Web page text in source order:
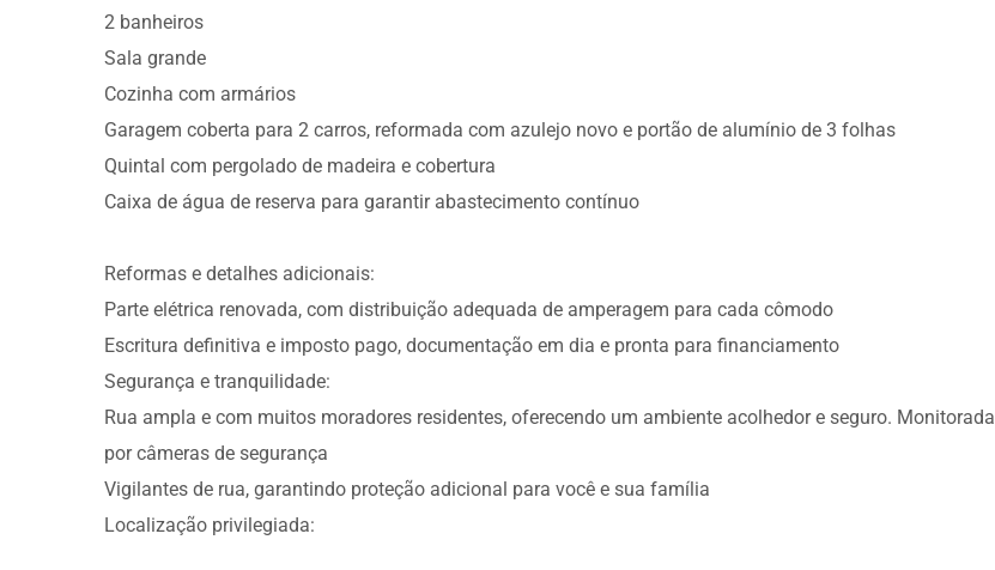
2 banheiros
Sala grande
Cozinha com armários
Garagem coberta para 2 carros, reformada com azulejo novo e portão de alumínio de 3 folhas
Quintal com pergolado de madeira e cobertura
Caixa de água de reserva para garantir abastecimento contínuo
Reformas e detalhes adicionais:
Parte elétrica renovada, com distribuição adequada de amperagem para cada cômodo
Escritura definitiva e imposto pago, documentação em dia e pronta para financiamento
Segurança e tranquilidade:
Rua ampla e com muitos moradores residentes, oferecendo um ambiente acolhedor e seguro. Monitorada
por câmeras de segurança
Vigilantes de rua, garantindo proteção adicional para você e sua família
Localização privilegiada: